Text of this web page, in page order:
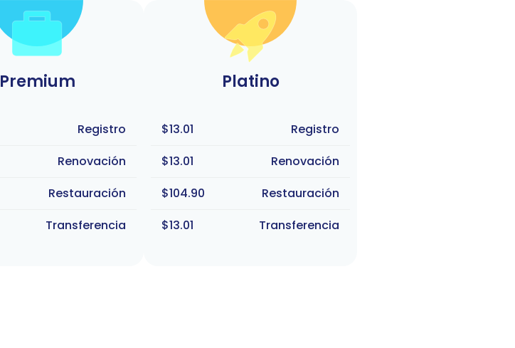
Premium
Registro
Renovación
Restauración
Transferencia
Platino
$13.01
Registro
$13.01
Renovación
$104.90
Restauración
$13.01
Transferencia